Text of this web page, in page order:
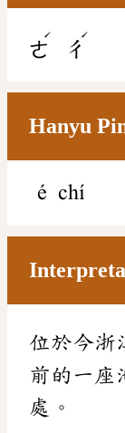
ㄜ
ˊ
ㄔ
ˊ
Hanyu
é chí
位於今浙
前的一座
處。